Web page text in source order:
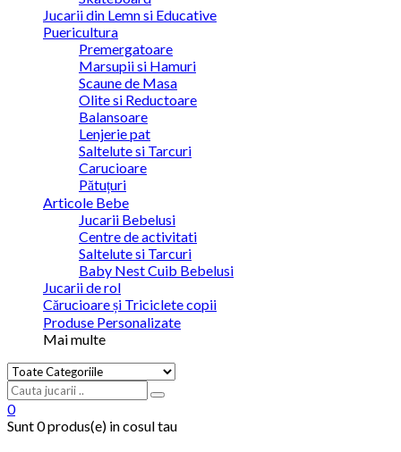
Jucarii din Lemn si Educative
Puericultura
Premergatoare
Marsupii si Hamuri
Scaune de Masa
Olite si Reductoare
Balansoare
Lenjerie pat
Saltelute si Tarcuri
Carucioare
Pătuțuri
Articole Bebe
Jucarii Bebelusi
Centre de activitati
Saltelute si Tarcuri
Baby Nest Cuib Bebelusi
Jucarii de rol
Cărucioare și Triciclete copii
Produse Personalizate
Mai multe
0
Sunt0 produs(e) in cosul tau